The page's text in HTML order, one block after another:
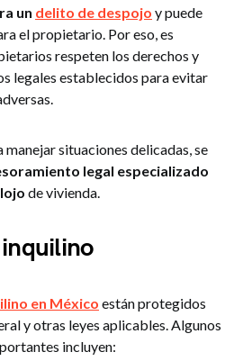
un delito de despojo y puede
el propietario. Por eso, es
respeten los derechos y
legales establecidos para evitar
manejar situaciones delicadas, se
legal especializado
de vivienda.
en México están protegidos
y otras leyes aplicables. Algunos
incluyen: